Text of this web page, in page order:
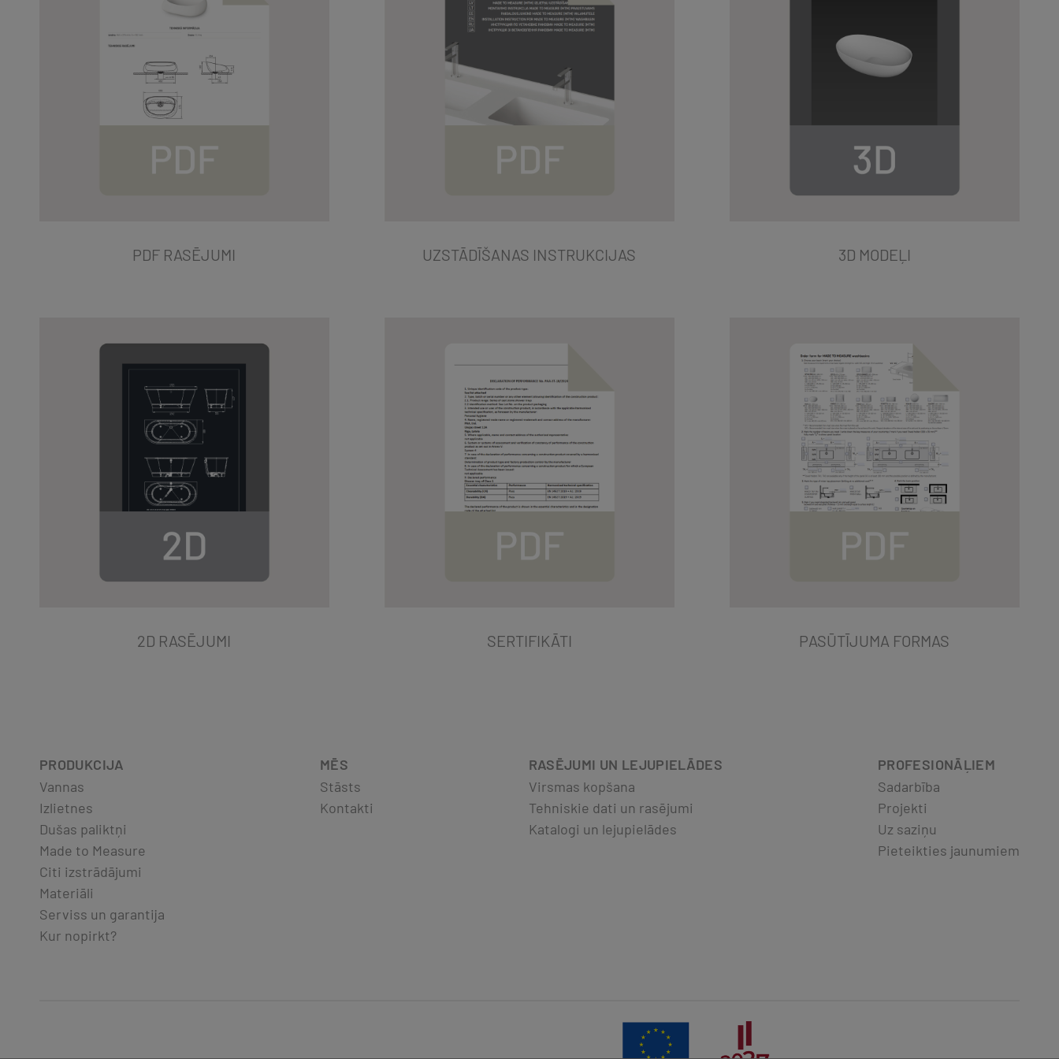
PDF RASĒJUMI UZSTĀDĪŠANAS INSTRUKCIJAS 3D MODEĻI
2D RASĒJUMI SERTIFIKĀTI PASŪTĪJUMA FORMAS
PRODUKCIJA
Vannas
Izlietnes
Dušas paliktņi
Made to Measure
Citi izstrādājumi
Materiāli
Serviss un garantija
Kur nopirkt?
MĒS
Stāsts
Kontakti
RASĒJUMI UN LEJUPIELĀDES
Virsmas kopšana
Tehniskie dati un rasējumi
Katalogi un lejupielādes
PROFESIONĀĻIEM
Sadarbība
Projekti
Uz saziņu
Pieteikties jaunumiem